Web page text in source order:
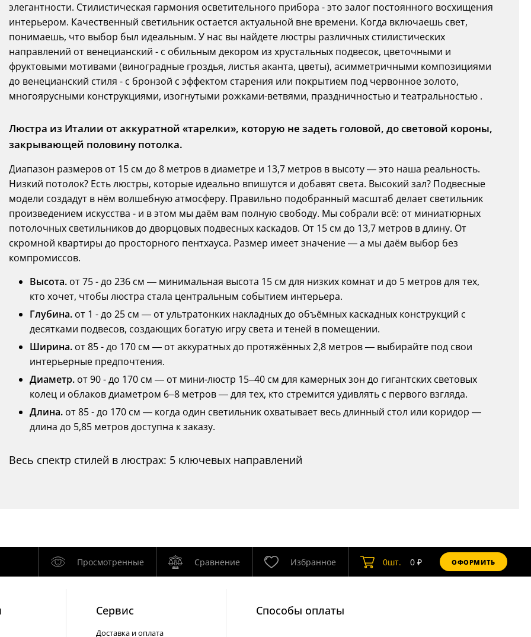
элегантности. Стилистическая гармония осветительного прибора - это залог постоянного восхищения
интерьером. Качественный светильник остается актуальной вне времени. Когда включаешь свет,
понимаешь, что выбор был идеальным. У нас вы найдете люстры различных стилистических
направлений от венецианский - с обильным декором из хрустальных подвесок, цветочными и
фруктовыми мотивами (виноградные гроздья, листья аканта, цветы), асимметричными композициями
до венецианский стиля - с бронзой с эффектом старения или покрытием под червонное золото,
многоярусными конструкциями, изогнутыми рожками-ветвями, праздничностью и театральностью .
Люстра из Италии от аккуратной «тарелки», которую не задеть головой, до световой короны,
закрывающей половину потолка.
Диапазон размеров от 15 см до 8 метров в диаметре и 13,7 метров в высоту — это наша реальность.
Низкий потолок? Есть люстры, которые идеально впишутся и добавят света. Высокий зал? Подвесные
модели создадут в нём волшебную атмосферу. Правильно подобранный масштаб делает светильник
произведением искусства - и в этом мы даём вам полную свободу. Мы собрали всё: от миниатюрных
потолочных светильников до дворцовых подвесных каскадов. От 15 см до 13,7 метров в длину. От
скромной квартиры до просторного пентхауса. Размер имеет значение — а мы даём выбор без
компромиссов.
Высота. от 75 - до 236 см — минимальная высота 15 см для низких комнат и до 5 метров для тех,
кто хочет, чтобы люстра стала центральным событием интерьера.
Глубина. от 1 - до 25 см — от ультратонких накладных до объёмных каскадных конструкций с
десятками подвесов, создающих богатую игру света и теней в помещении.
Ширина. от 85 - до 170 см — от аккуратных до протяжённых 2,8 метров — выбирайте под свои
интерьерные предпочтения.
Диаметр. от 90 - до 170 см — от мини-люстр 15–40 см для камерных зон до гигантских световых
колец и облаков диаметром 6–8 метров — для тех, кто стремится удивлять с первого взгляда.
Длина. от 85 - до 170 см — когда один светильник охватывает весь длинный стол или коридор —
длина до 5,85 метров доступна к заказу.
Весь спектр стилей в люстрах: 5 ключевых направлений
Просмотренные Сравнение Избранное 0шт. 0₽ ОФОРМИТЬ
Cервис
Доставка и оплата
Способы оплаты